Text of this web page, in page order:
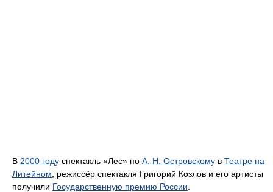
В 2000 году спектакль «Лес» по А. Н. Островскому в Театре на
Литейном , режиссёр спектакля Григорий Козлов и его артисты
получили Государственную премию России